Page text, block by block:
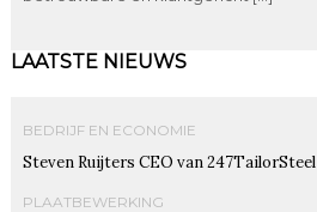
LAATSTE NIEUWS
BEDRIJF EN ECONOMIE
Steven Ruijters CEO van 247TailorSteel
PLAATBEWERKING